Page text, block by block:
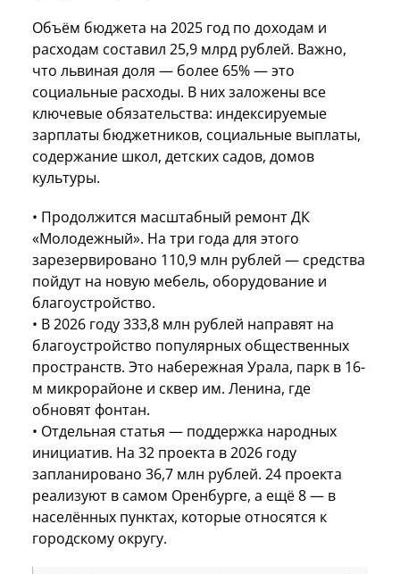
Объём бюджета на 2025 год по доходам и
расходам составил 25,9 млрд рублей. Важно,
что львиная доля — более 65% — это
социальные расходы. В них заложены все
ключевые обязательства: индексируемые
зарплаты бюджетников, социальные выплаты,
содержание школ, детских садов, домов
культуры.
• Продолжится масштабный ремонт ДК
«Молодежный». На три года для этого
зарезервировано 110,9 млн рублей — средства
пойдут на новую мебель, оборудование и
благоустройство.
• В 2026 году 333,8 млн рублей направят на
благоустройство популярных общественных
пространств. Это набережная Урала, парк в 16-
м микрорайоне и сквер им. Ленина, где
обновят фонтан.
• Отдельная статья — поддержка народных
инициатив. На 32 проекта в 2026 году
запланировано 36,7 млн рублей. 24 проекта
реализуют в самом Оренбурге, а ещё 8 — в
населённых пунктах, которые относятся к
городскому округу.